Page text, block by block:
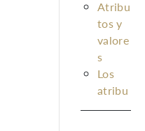
Atribu
tos y
valore
s
Los
atribu
tos